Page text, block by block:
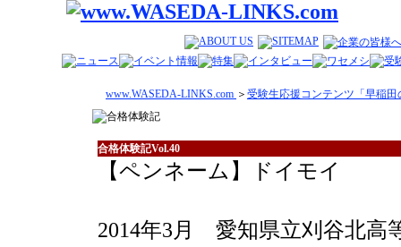
www.WASEDA-LINKS.com ＞ 受験生応援コンテンツ「早稲田
合格体験記Vol.40
【ペンネーム】ドイモイ
2014年3月 愛知県立刈谷北高